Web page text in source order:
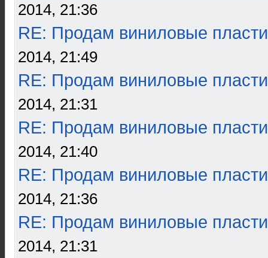
2014, 21:36
RE: Продам виниловые
2014, 21:49
RE: Продам виниловые
2014, 21:31
RE: Продам виниловые
2014, 21:40
RE: Продам виниловые
2014, 21:36
RE: Продам виниловые
2014, 21:31